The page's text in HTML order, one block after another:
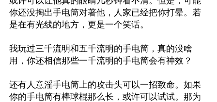
你还没掏出手电筒对著他，人家已经把你打晕。若
是在有光线的地方，更是一个笑话。
我玩过三千流明和五千流明的手电筒，真的没啥
用，你还相信那些一千流明的手电筒会有神效？
还有人意淫手电筒上的攻击头可以一招致命。如果
你的手电筒有棒球棍那么长，或许可以试试。那为